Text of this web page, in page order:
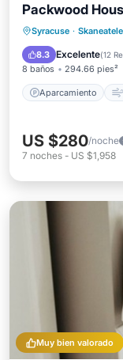
Packwood
Syracuse ·
8.3 Excelente(12
8 baños 294.66 pies²
Aparcamiento
Internet
US $280/noche
7 noches - US $1,958
Muy bien valorado